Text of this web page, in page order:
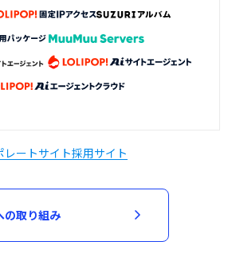
レートサイト採用サイト
の取り組み